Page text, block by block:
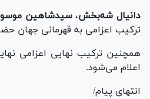
دانیال شه‌بخش،سیدشاهین
ترکیب اعزامی به قهرمانی جهان
همچنین ترکیب نهایی اعزامی
اعلام می‌شود.
انتهای پیام/